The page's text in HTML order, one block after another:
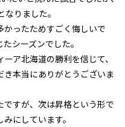
りました。
ったためすごく悔しいで
シーズンでした。
ア北海道の勝利を信じて、
本当にありがとうございま
すが、次は昇格という形で
にしています。